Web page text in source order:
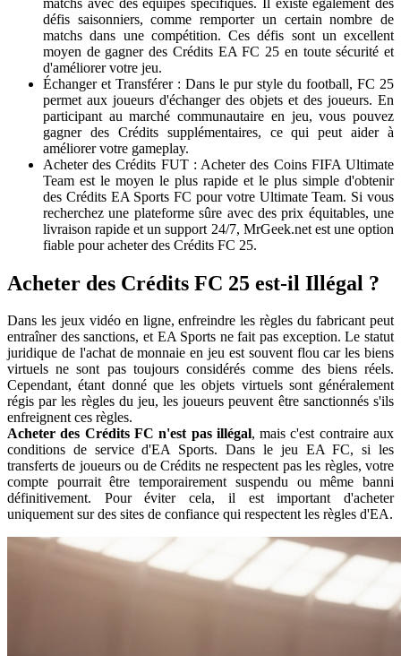
défis saisonniers, comme remporter un certain nombre de
matchs dans une compétition. Ces défis sont un excellent
moyen de gagner des Crédits EA FC 25 en toute sécurité et
d'améliorer votre jeu.
Échanger et Transférer : Dans le pur style du football, FC 25
permet aux joueurs d'échanger des objets et des joueurs. En
participant au marché communautaire en jeu, vous pouvez
gagner des Crédits supplémentaires, ce qui peut aider à
améliorer votre gameplay.
Acheter des Crédits FUT : Acheter des Coins FIFA Ultimate
Team est le moyen le plus rapide et le plus simple d'obtenir
des Crédits EA Sports FC pour votre Ultimate Team. Si vous
recherchez une plateforme sûre avec des prix équitables, une
livraison rapide et un support 24/7, MrGeek.net est une option
fiable pour acheter des Crédits FC 25.
Acheter des Crédits FC 25 est-il Illégal ?
Dans les jeux vidéo en ligne, enfreindre les règles du fabricant peut
entraîner des sanctions, et EA Sports ne fait pas exception. Le statut
juridique de l'achat de monnaie en jeu est souvent flou car les biens
virtuels ne sont pas toujours considérés comme des biens réels.
Cependant, étant donné que les objets virtuels sont généralement
régis par les règles du jeu, les joueurs peuvent être sanctionnés s'ils
enfreignent ces règles.
Acheter des Crédits FC n'est pas illégal, mais c'est contraire aux
conditions de service d'EA Sports. Dans le jeu EA FC, si les
transferts de joueurs ou de Crédits ne respectent pas les règles, votre
compte pourrait être temporairement suspendu ou même banni
définitivement. Pour éviter cela, il est important d'acheter
uniquement sur des sites de confiance qui respectent les règles d'EA.